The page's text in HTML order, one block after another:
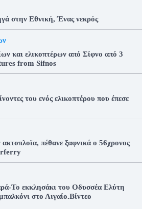
στην Εθνική, Ένας νεκρός
και ελικοπτέρων από Σίφνο από 3
from Sifnos
του ενός ελικοπτέρου που έπεσε
πέθανε ξαφνικά ο 56χρονος
Το εκκλησάκι του Οδυσσέα Ελύτη
στο Αιγαίο.Βίντεο